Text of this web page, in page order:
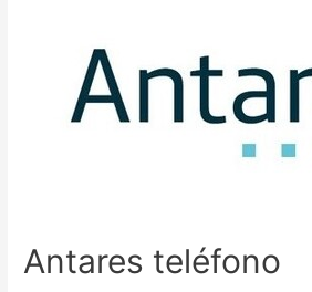
Antares teléfono